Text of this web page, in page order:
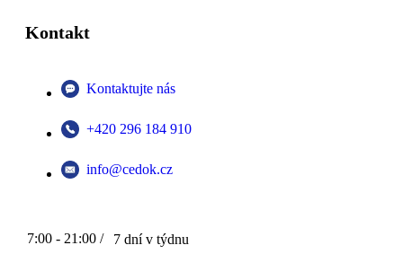
Kontakt
Kontaktujte nás
+420 296 184 910
info@cedok.cz
7:00 - 21:00 / 7 dní v týdnu